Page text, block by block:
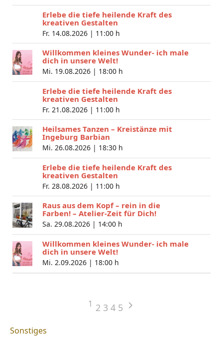
Erlebe die tiefe heilende Kraft des
kreativen Gestalten
Fr. 14.08.2026 | 11:00 h
Willkommen kleines Wunder- ich male
dich in unsere Welt!
Mi. 19.08.2026 | 18:00 h
Erlebe die tiefe heilende Kraft des
kreativen Gestalten
Fr. 21.08.2026 | 11:00 h
Heilsames Tanzen – Kreistänze mit
Ingeburg Barbian
Mi. 26.08.2026 | 18:30 h
Erlebe die tiefe heilende Kraft des
kreativen Gestalten
Fr. 28.08.2026 | 11:00 h
Raus aus dem Kopf – rein in die
Farben! – Atelier-Zeit für Dich!
Sa. 29.08.2026 | 14:00 h
Willkommen kleines Wunder- ich male
dich in unsere Welt!
Mi. 2.09.2026 | 18:00 h
1 2 3 4 5
Sonstiges